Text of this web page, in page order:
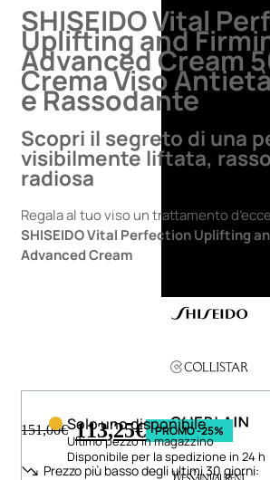
SHISEIDO Vital
Uplifting and
Advanced Cream
Crema Viso
e Rassodante
Scopri il segreto di una
visibilmente liftata,
radiosa
Regala al tuo viso un trattamento
SHISEIDO Vital Perfection Uplifting
Advanced Cream
151,00€ 113,25€ PROMO -25%
Prezzo più basso degli ultimi 30 giorni:
Solo uno disponibile
Ultimo pezzo in magazzino
Disponibile per la spedizione in 24 h